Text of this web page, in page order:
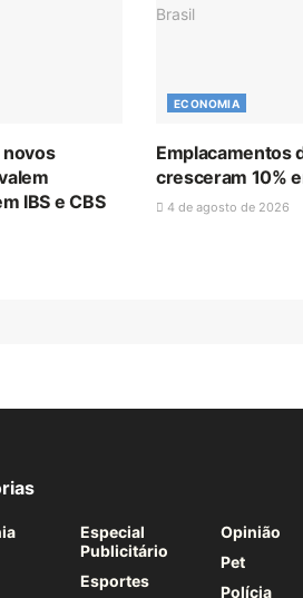
novos
IBS e CBS
ECONOMIA
Emplacamentos
cresceram 10%
4 de agosto de 2026
Especial
Publicitário
Esportes
Opinião
Pet
Polícia